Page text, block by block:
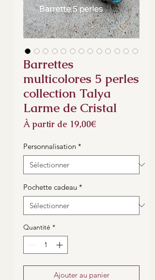
Barrettes
multicolores 5 perles
collection Talya
Larme de Cristal
À partir de 19,00€Prix
Personnalisation *
Pochette cadeau *
Quantité *
Ajouter au panier